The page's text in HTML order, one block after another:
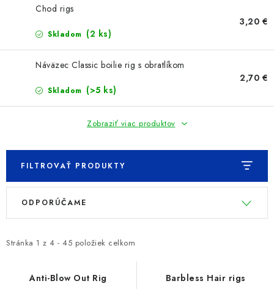
CAMPING
NAVIJAKY
PRÚTY
KONTAKTY
ZNAČKY
Navštívte našu predajňu vo Dvoroch nad Žitavou »
Chod rigs
Skladom (2 ks)
3,20 €
Náväzec Classic boilie rig s obratlíkom
Skladom (>5 ks)
2,70 €
Zobraziť viac produktov
FILTROVAŤ PRODUKTY
V
i
Stránka 1 z 4 - 45 položiek celkom
R
e
ODPORÚČAME
Anti-Blow Out Rig Barbless Hair rigs